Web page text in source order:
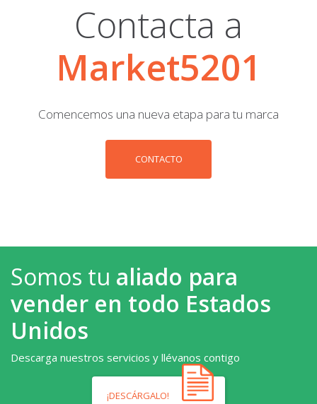
Contacta a
Market5201
Comencemos una nueva etapa para tu marca
CONTACTO
Somos tu aliado para
vender en todo Estados
Unidos
Descarga nuestros servicios y llévanos contigo
¡DESCÁRGALO!